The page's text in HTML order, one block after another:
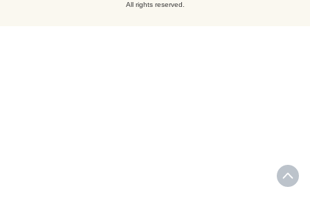
All rights reserved.